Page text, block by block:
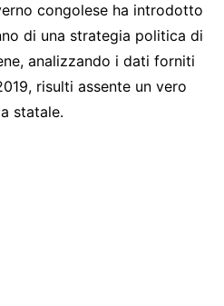
congolese ha introdotto
di una strategia politica di
analizzando i dati forniti
risulti assente un vero
statale.